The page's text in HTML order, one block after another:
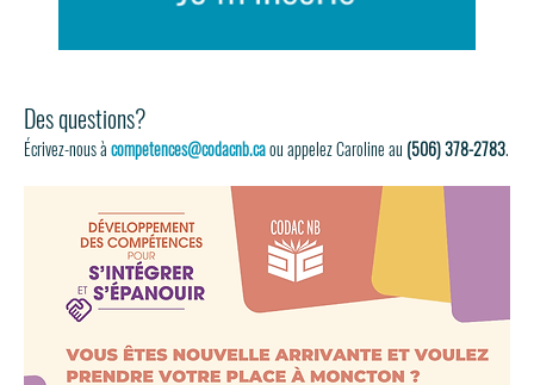
Des questions?
Écrivez-nous à competences@codacnb.ca ou appelez Caroline au (506) 378-2783.